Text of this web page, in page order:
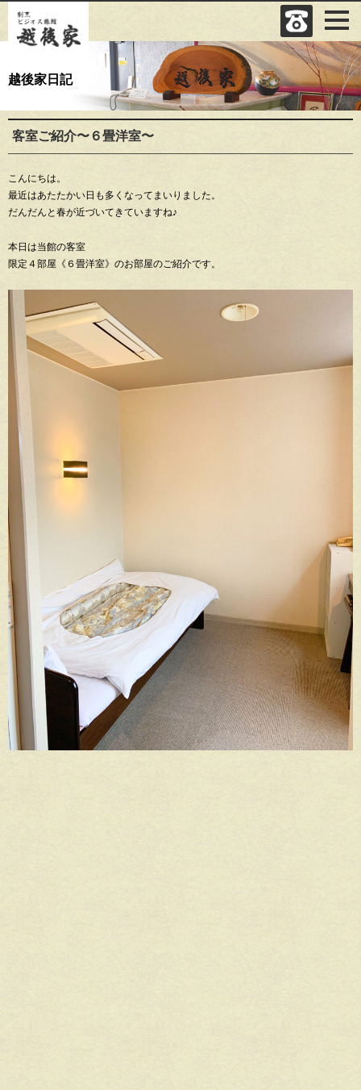
越後家日記
客室ご紹介〜６畳洋室〜
こんにちは。
最近はあたたかい日も多くなってまいりました。
だんだんと春が近づいてきていますね♪
本日は当館の客室
限定４部屋《６畳洋室》のお部屋のご紹介です。